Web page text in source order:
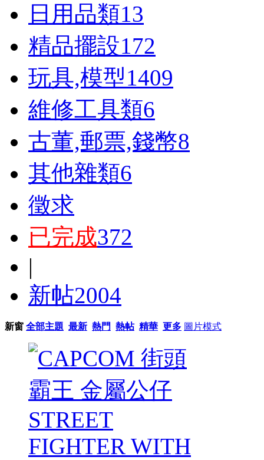
日用品類13
精品擺設172
玩具,模型1409
維修工具類6
古董,郵票,錢幣8
其他雜類6
徵求
已完成372
|
新帖2004
新窗 全部主題 最新 熱門 熱帖 精華 更多 圖片模式